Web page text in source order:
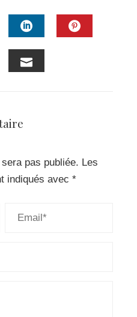
LINKEDIN
pas publiée. Les
indiqués avec *